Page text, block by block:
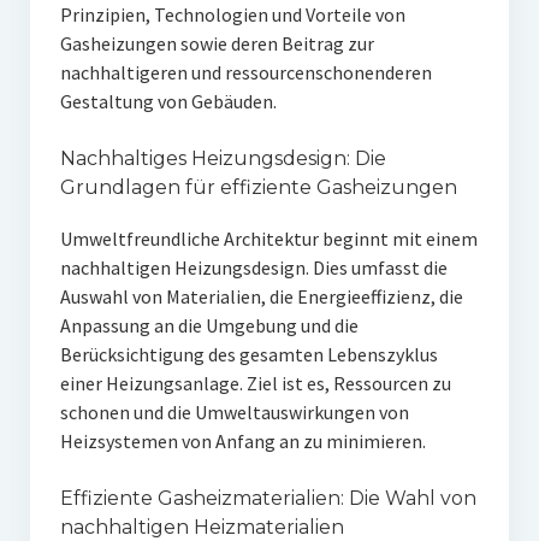
Prinzipien, Technologien und Vorteile von
Gasheizungen sowie deren Beitrag zur
nachhaltigeren und ressourcenschonenderen
Gestaltung von Gebäuden.
Nachhaltiges Heizungsdesign: Die
Grundlagen für effiziente Gasheizungen
Umweltfreundliche Architektur beginnt mit einem
nachhaltigen Heizungsdesign. Dies umfasst die
Auswahl von Materialien, die Energieeffizienz, die
Anpassung an die Umgebung und die
Berücksichtigung des gesamten Lebenszyklus
einer Heizungsanlage. Ziel ist es, Ressourcen zu
schonen und die Umweltauswirkungen von
Heizsystemen von Anfang an zu minimieren.
Effiziente Gasheizmaterialien: Die Wahl von
nachhaltigen Heizmaterialien